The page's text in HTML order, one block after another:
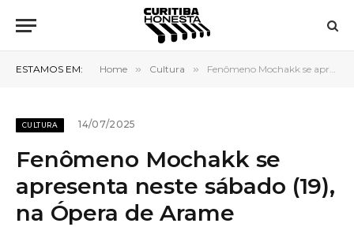
ESTAMOS EM: Home » Cultura » Fenômeno Mochakk se apresenta neste sábado (19), na Ópera de Arame
CULTURA 14/07/2025
Fenômeno Mochakk se
apresenta neste sábado (19),
na Ópera de Arame